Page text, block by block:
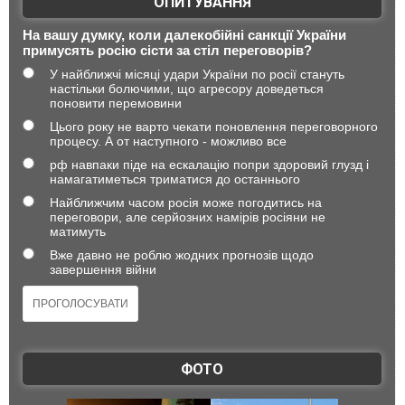
На вашу думку, коли далекобійні санкції України
примусять росію сісти за стіл переговорів?
У найближчі місяці удари України по росії стануть
настільки болючими, що агресору доведеться
поновити перемовини
Цього року не варто чекати поновлення переговорного
процесу. А от наступного - можливо все
рф навпаки піде на ескалацію попри здоровий глузд і
намагатиметься триматися до останнього
Найближчим часом росія може погодитись на
переговори, але серйозних намірів росіяни не
матимуть
Вже давно не роблю жодних прогнозів щодо
завершення війни
ФОТО